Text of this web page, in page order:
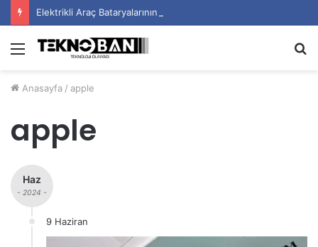
Elektrikli Araç Bataryalarının Ömrü Nasıl Uzatılır?
Menü
Anasayfa / apple
apple
Haz
- 2024 -
9 Haziran